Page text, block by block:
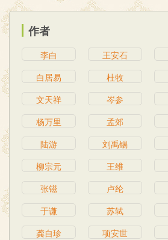
作者
李白 王安石
白居易
杜牧
文天祥
岑参
杨万里
孟郊
陆游
刘禹锡
柳宗元
王维
张镃
卢纶
于谦
苏轼
龚自珍
项安世